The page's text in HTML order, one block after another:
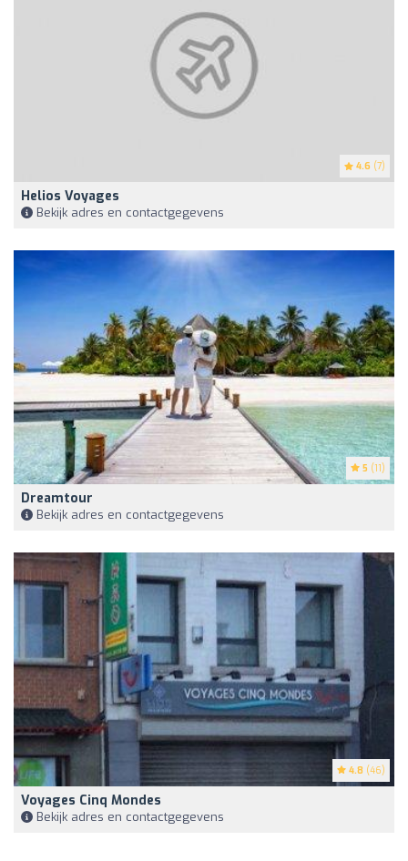
4.6 (7)
Helios Voyages
Bekijk adres en contactgegevens
5 (11)
Dreamtour
Bekijk adres en contactgegevens
4.8 (46)
Voyages Cinq Mondes
Bekijk adres en contactgegevens